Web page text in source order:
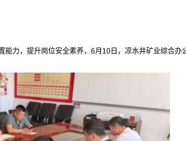
能力，提升岗位安全素养，6月10日，凉水井矿业综合办